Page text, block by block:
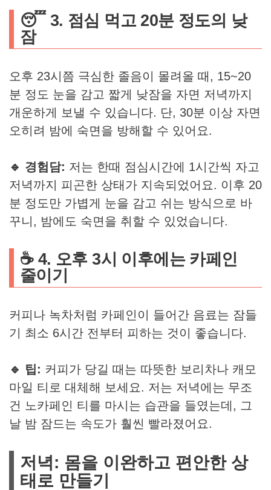
😴 3. 점심 먹고 20분 정도의 낮
잠
오후 23시쯤 극심한 졸음이 몰려올 때, 15~20
분 정도 눈을 감고 짧게 낮잠을 자면 저녁까지
개운하게 보낼 수 있습니다. 단, 30분 이상 자면
오히려 밤에 숙면을 방해할 수 있어요.
🔹 경험담: 저는 한때 점심시간에 1시간씩 자고
저녁까지 피곤한 상태가 지속되었어요. 이후 20
분 정도만 가볍게 눈을 감고 쉬는 방식으로 바
꾸니, 밤에도 숙면을 취할 수 있었습니다.
☕ 4. 오후 3시 이후에는 카페인
줄이기
커피나 녹차처럼 카페인이 들어간 음료는 잠들
기 최소 6시간 전부터 피하는 것이 좋습니다.
🔹 팁: 커피가 당길 때는 따뜻한 보리차나 캐모
마일 티로 대체해 보세요. 저는 저녁에는 무조
건 노카페인 티를 마시는 습관을 들였는데, 그
날 밤 잠드는 속도가 훨씬 빨라졌어요.
저녁: 몸을 이완하고 편안한 상
태로 만들기